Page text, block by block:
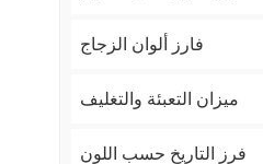
فارز ألوان الزجاج
ميزان التعبئة والتغليف
فرز التاريخ حسب اللون